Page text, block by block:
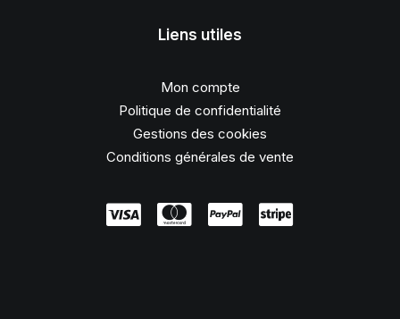
Liens utiles
Mon compte
Politique de confidentialité
Gestions des cookies
Conditions générales de vente